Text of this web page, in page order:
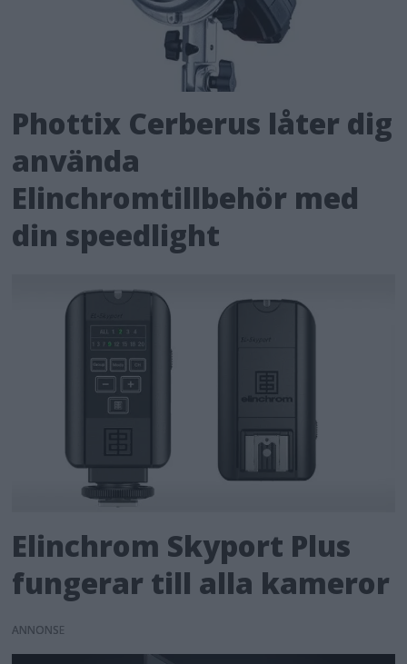
Phottix Cerberus låter dig
använda
Elinchromtillbehör med
din speedlight
Elinchrom Skyport Plus
fungerar till alla kameror
ANNONS